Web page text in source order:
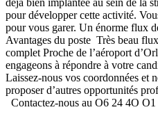
pour développer cette activité.
pour vous garer. Un énorme flux
Avantages du poste Très beau
complet Proche de l’aéroport
engageons à répondre à votre
Laissez-nous vos coordonnées et
proposer d’autres opportunités
Contactez-nous au O6 24 4O